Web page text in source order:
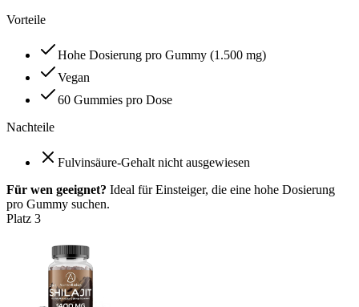
Vorteile
Hohe Dosierung pro Gummy (1.500 mg)
Vegan
60 Gummies pro Dose
Nachteile
Fulvinsäure-Gehalt nicht ausgewiesen
Für wen geeignet? Ideal für Einsteiger, die eine hohe Dosierung
pro Gummy suchen.
Platz 3